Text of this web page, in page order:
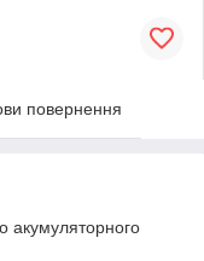
повернення
акумуляторного